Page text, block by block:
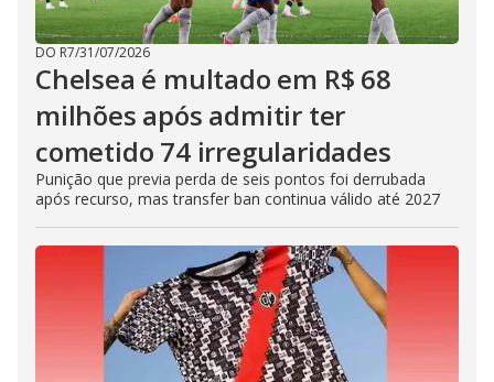
DO R7/31/07/2026
Chelsea é multado em R$ 68
milhões após admitir ter
cometido 74 irregularidades
Punição que previa perda de seis pontos foi derrubada
após recurso, mas transfer ban continua válido até 2027